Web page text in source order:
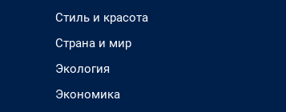
Стиль и красота
Страна и мир
Экология
Экономика